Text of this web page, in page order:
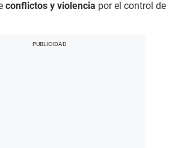
conflictos y violencia por el control de